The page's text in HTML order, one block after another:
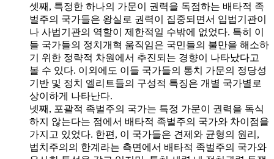
셋째, 특정한 하나의 가문이 권력을 독점하는 배타적 족
벌주의 국가들은 왕실로 권력이 집중되면서 입법기관이
나 사법기관의 역할이 제한적일 수밖에 없었다. 특히 이
들 국가들의 정치개혁 움직임은 국민들의 불만을 해소하
기 위한 정략적 차원에서 추진되는 경향이 나타났다고
볼 수 있다. 이외에도 이들 국가들의 통치 가문의 정당성
기반 및 정치 엘리트들의 구성적 특징은 개별 국가별로
상이하게 나타난다.
넷째, 포괄적 족벌주의 국가는 특정 가문이 권력을 독식
하지 않는다는 점에서 배타적 족벌주의 국가와 차이점을
가지고 있었다. 한편, 이 국가들은 견제와 균형의 원리,
법치주의의 한계라는 측면에서 배타적 족벌주의 국가와